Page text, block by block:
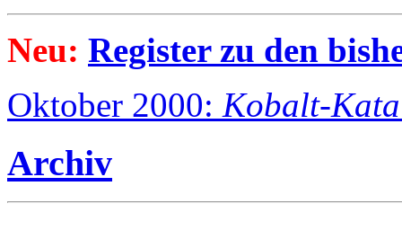
Neu: Register zu den
Oktober 2000: Kobalt-
Archiv